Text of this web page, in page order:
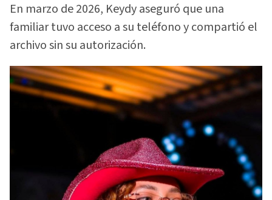
En marzo de 2026, Keydy aseguró que una
familiar tuvo acceso a su teléfono y compartió el
archivo sin su autorización.